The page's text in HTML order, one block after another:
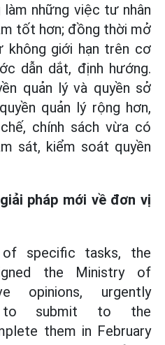
làm những việc tư nhân
tốt hơn; đồng thời mở
giới hạn trên cơ
dẫn dắt, định hướng.
quản lý và quyền sở
quản lý rộng hơn,
chính sách vừa có
sát, kiểm soát quyền
pháp mới về đơn vị
of specific tasks, the
the Ministry of
opinions, urgently
to submit to the
them in February